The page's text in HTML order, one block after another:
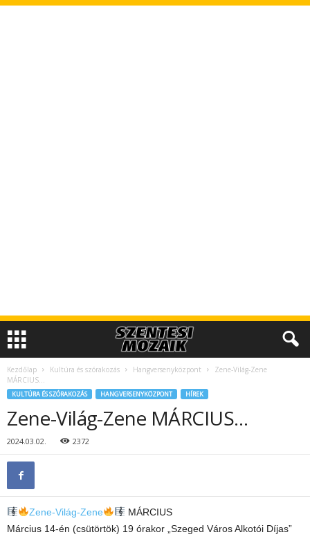
Kezdőlap Kultúra és szórakozás Hangversenyközpont
Zene-Világ-Zene
MÁRCIUS…
KULTÚRA ÉS SZÓRAKOZÁS HANGVERSENYKÖZPONT HÍREK
Zene-Világ-Zene MÁRCIUS…
2024.03.02. 2372
Zene-Világ-Zene
MÁRCIUS
Március 14-én (csütörtök) 19 órakor „Szeged Város Alkotói Díjas”